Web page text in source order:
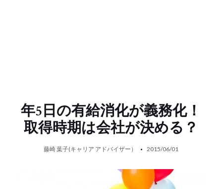
年5日の有給消化が義務化！
取得時期は会社が決める？
藤崎 葉子(キャリア アドバイザー） 2015/06/01